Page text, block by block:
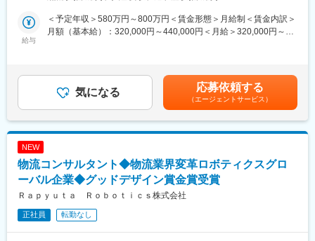
■当社について
2024年2月に創業から3年11か月で上場した「モノづくりのあり方
を変え、世界を変えていく」をミッションに、AI×IoTで「製造現
で工場ラインのインテグレーション提案を行い、工場現場実装を
通じた課題解決型ソリューションを提供しています。
現在はAI外観検査事業およびコンサルティング事業を中心に事業
た、自社製のAIソフトウェア×IoTによる新たなソリューション領
変更の範囲：会社の定める全ての業務
【具体的には】
・顧客への営業活動および新規／休眠顧客開拓
・見積書および資料作成
■配属組織について：
む提案型営業を担います。職場はベテラン・中堅・若手と、相談
し易いバランスの良い年齢構成です。事務所内にデモ機、部品を
所有しており、テストや製品理解を深める環境も整っています。
通勤は社用車が基本で、都合に応じて自宅からの直行、現場から
の直帰、フレックス活用など拘束時間の負荷軽減する勤務体制と
給与
＜予定年収＞580万円～800万円＜賃金形態＞月給制＜賃金内訳＞
月額（基本給）：320,000円～440,000円＜月給＞320,000円～
も目安の金額であり、選考を通じて上下する可能性があります。
月給(月額)は固定手当を含めた表記です。
気になる 応募依頼する
（エージェントサービス）
NEW
物流コンサルタント◆物流業界変革ロボティクスグロ
ーバル企業◆グッドデザイン賞金賞受賞
Ｒａｐｙｕｔａ Ｒｏｂｏｔｉｃｓ株式会社
正社員 転勤なし